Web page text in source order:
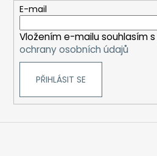
E-mail
Vložením e-mailu souhlasím s
ochrany osobních údajů
PŘIHLÁSIT SE